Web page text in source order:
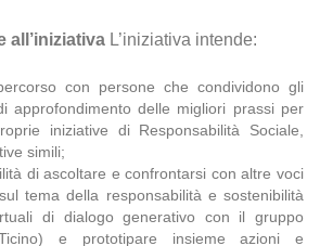
all’iniziativa L’iniziativa intende:
con persone che condividono gli
approfondimento delle migliori prassi per
iniziative di Responsabilità Sociale,
simili;
di ascoltare e confrontarsi con altre voci
tema della responsabilità e sostenibilità
di dialogo generativo con il gruppo
e prototipare insieme azioni e